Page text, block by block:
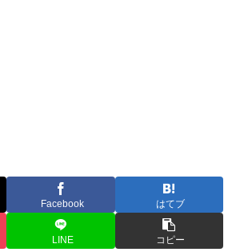
Facebook はてブ
LINE コピー